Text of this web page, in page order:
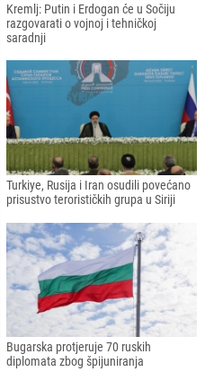
Kremlj: Putin i Erdogan će u Sočiju
razgovarati o vojnoj i tehničkoj
saradnji
Turkiye, Rusija i Iran osudili povećano
prisustvo terorističkih grupa u Siriji
Bugarska protjeruje 70 ruskih
diplomata zbog špijuniranja